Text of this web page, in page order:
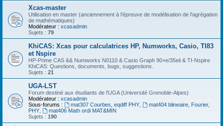
Xcas-master
Utilisation en master (anciennement à l'épreuve de modélisation de l'agrégation
de mathématiques)
Modérateur : xcasadmin
Sujets : 79
KhiCAS: Xcas pour calculatrices HP, Numworks, Casio, TI83
et Nspire
HP-Prime CAS && Numworks N0110 & Casio Graph 90+e/35eii & TI-Nspire
KhiCAS: Questions, documents, bugs, suggestions.
Sujets : 21
UGA-LST
Forum destiné aux étudiants de l'UGA (Université Grenoble-Alpes)
Modérateur : xcasadmin
Sous-forums :
mat307 Courbes, eqdiff PHY,
mat404 blineaire, Fourier,
PHY
mat406 Math ordi MAT&MIN
Sujets : 190